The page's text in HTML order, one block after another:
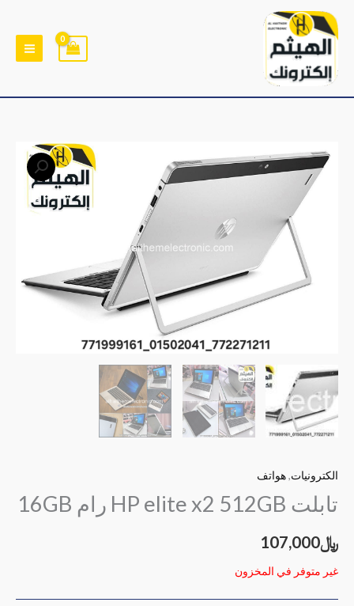
تخطي
المحتوى
الكترونيات,هواتف
تابلت HP elite x2 512GB رام 16GB
﷼107,000
غير متوفر في المخزون